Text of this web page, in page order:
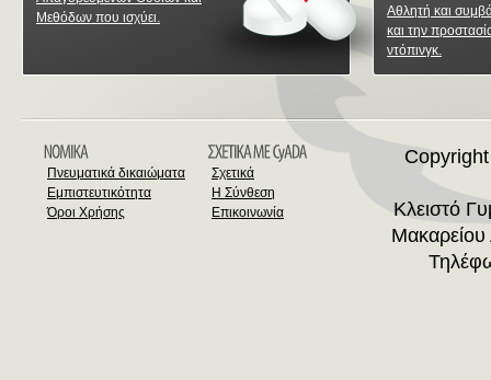
Μεθόδων που ισχύει.
Αθλητή και
και την
ντόπινγκ.
Πνευματικά δικαιώματα
Εμπιστευτικότητα
Όροι Χρήσης
Σχετικά
Η Σύνθεση
Επικοινωνία
Κλειστό